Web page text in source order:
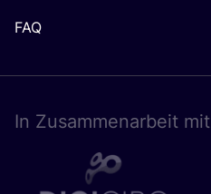
FAQ
In Zusam­men­ar­beit mit